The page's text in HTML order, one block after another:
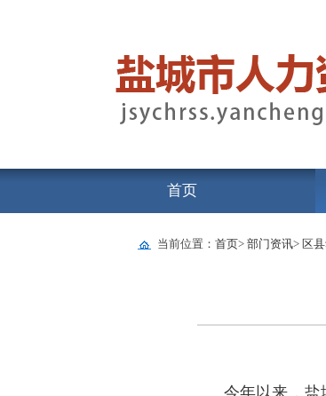
首页
当前位置： 首页> 部门资讯> 区
今年以来，盐